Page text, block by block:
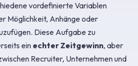
vordefinierte Variablen
Möglichkeit, Anhänge oder
Diese Aufgabe zu
ein echter Zeitgewinn, aber
Recruiter, Unternehmen und